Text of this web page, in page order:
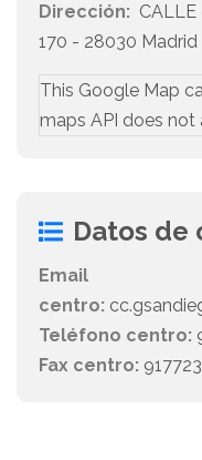
Dirección: CALLE
170 - 28030 Madrid
This Google Map
maps API does
Datos de
Email
centro:
Teléfono centro:
Fax centro: